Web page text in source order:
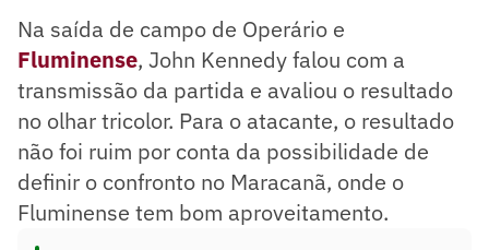
Na saída de campo de Operário e
Fluminense, John Kennedy falou com a
transmissão da partida e avaliou o resultado
no olhar tricolor. Para o atacante, o resultado
não foi ruim por conta da possibilidade de
definir o confronto no Maracanã, onde o
Fluminense tem bom aproveitamento.